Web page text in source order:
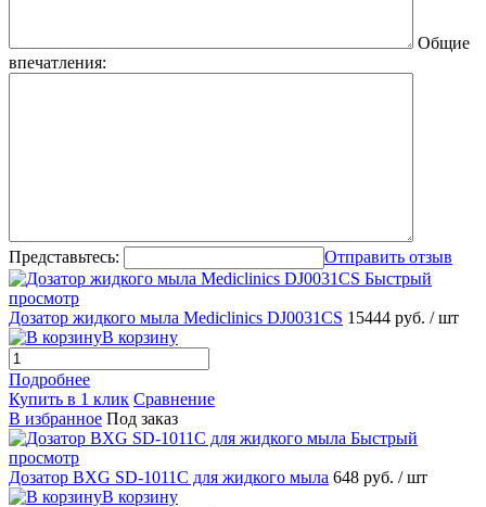
Общие
впечатления:
Представьтесь:
Отправить отзыв
Быстрый
просмотр
Дозатор жидкого мыла Mediclinics DJ0031CS 15444 руб. / шт
В корзину
Подробнее
Купить в 1 клик Сравнение
В избранное Под заказ
Быстрый
просмотр
Дозатор BXG SD-1011С для жидкого мыла 648 руб. / шт
В корзину